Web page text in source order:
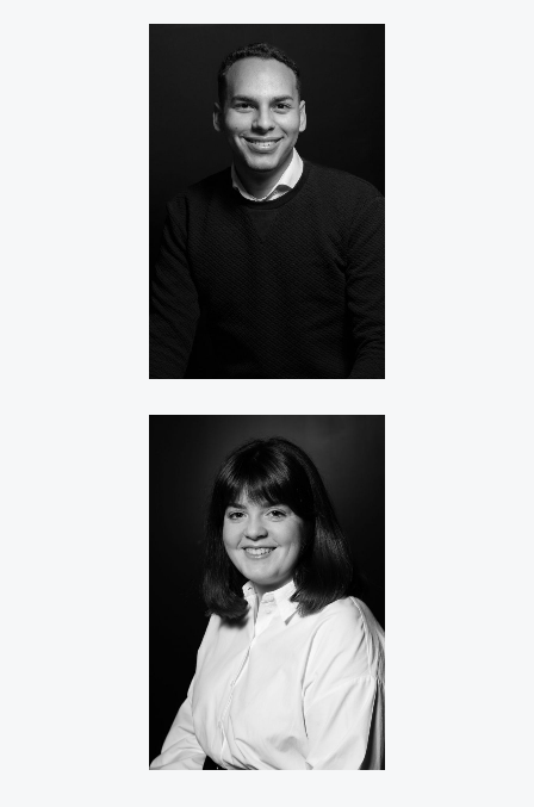
JULIAN BLANCO
ALESSIA PATTI